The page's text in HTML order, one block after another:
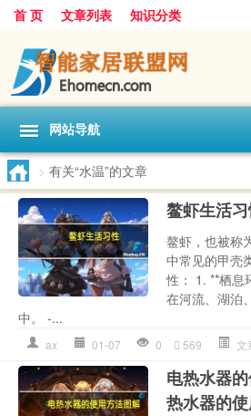
首 页 文章列表 知识分类
网站导航
> 有关“水温”的文章
鳌虾生活
鳌虾，也被称
中常见的甲壳
性： 1. **栖息
在河流、湖泊
中。 -...
ax 01-07 0 569 文
电热水器
热水器的使